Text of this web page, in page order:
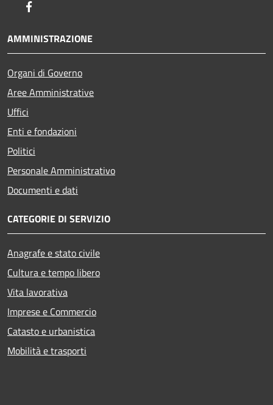
AMMINISTRAZIONE
Organi di Governo
Aree Amministrative
Uffici
Enti e fondazioni
Politici
Personale Amministrativo
Documenti e dati
CATEGORIE DI SERVIZIO
Anagrafe e stato civile
Cultura e tempo libero
Vita lavorativa
Imprese e Commercio
Catasto e urbanistica
Mobilità e trasporti